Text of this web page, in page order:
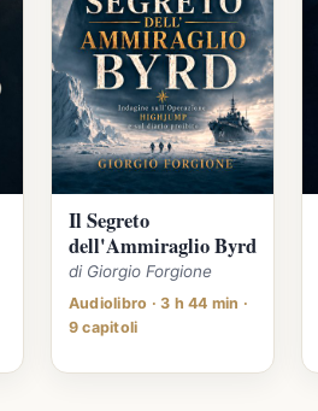
Il Segreto
dell'Ammiraglio Byrd
di Giorgio Forgione
Audiolibro · 3 h 44 min ·
9 capitoli